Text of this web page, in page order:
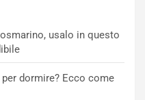
usalo in questo
dormire? Ecco come